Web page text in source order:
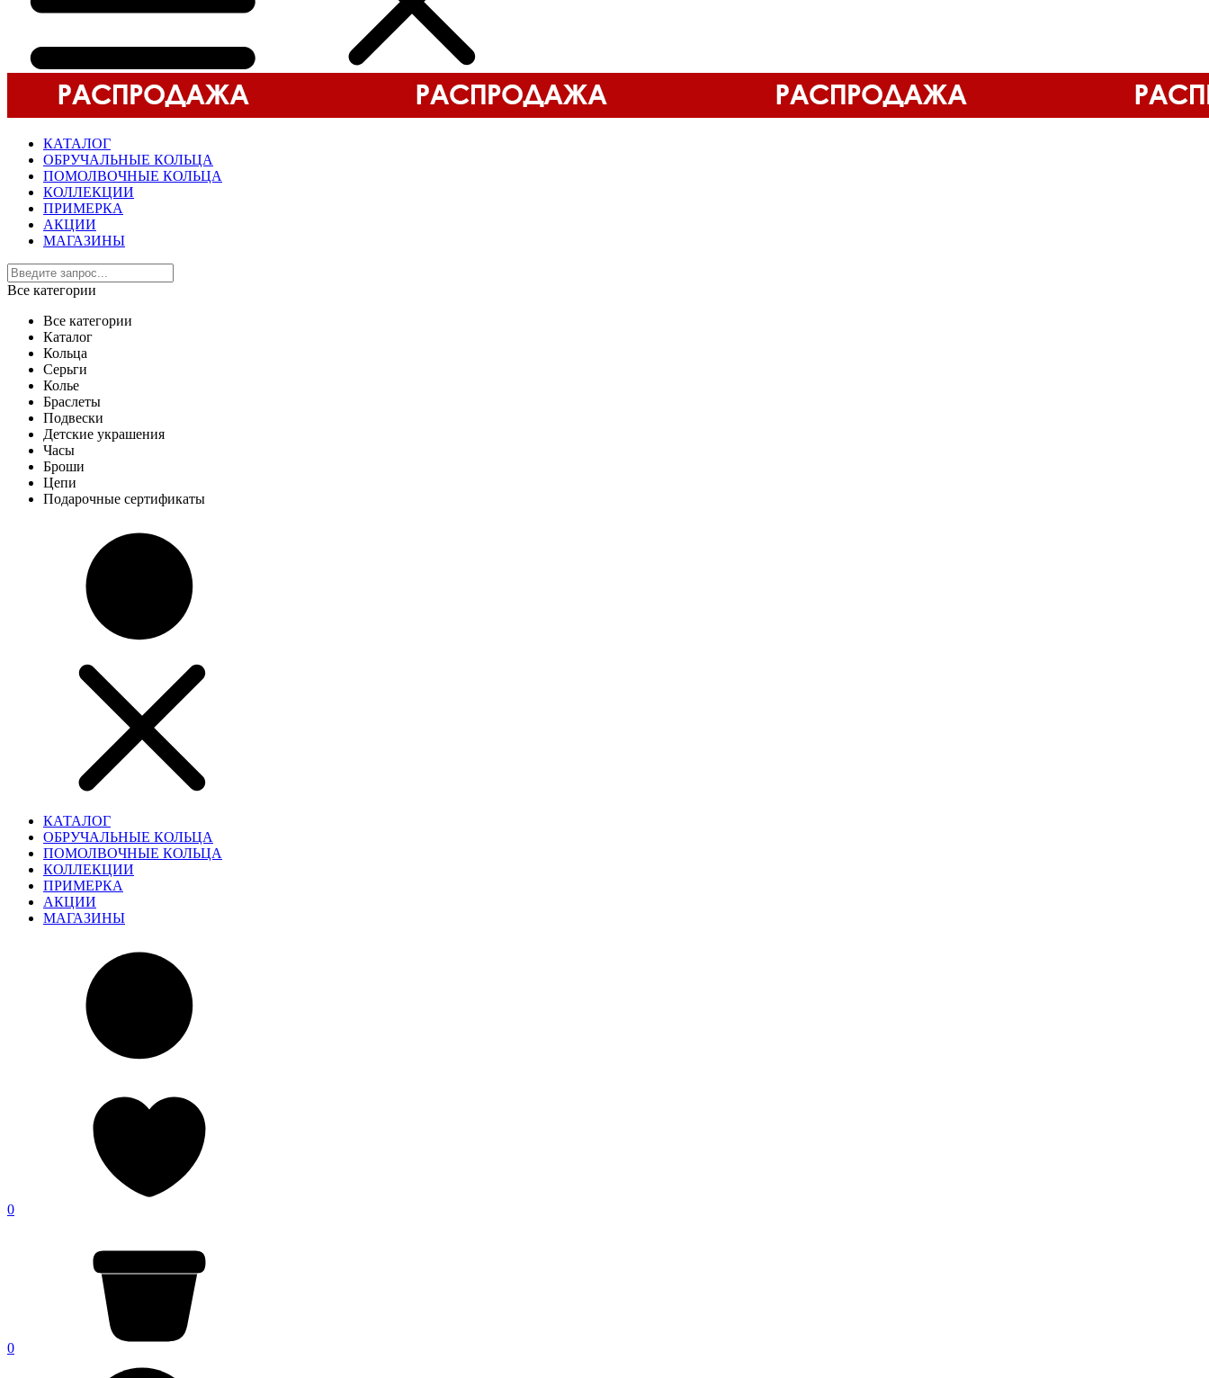
КАТАЛОГ
ОБРУЧАЛЬНЫЕ КОЛЬЦА
ПОМОЛВОЧНЫЕ КОЛЬЦА
КОЛЛЕКЦИИ
ПРИМЕРКА
АКЦИИ
МАГАЗИНЫ
Все категории
Все категории
Каталог
Кольца
Серьги
Колье
Браслеты
Подвески
Детские украшения
Часы
Броши
Цепи
Подарочные сертификаты
КАТАЛОГ
ОБРУЧАЛЬНЫЕ КОЛЬЦА
ПОМОЛВОЧНЫЕ КОЛЬЦА
КОЛЛЕКЦИИ
ПРИМЕРКА
АКЦИИ
МАГАЗИНЫ
0
0